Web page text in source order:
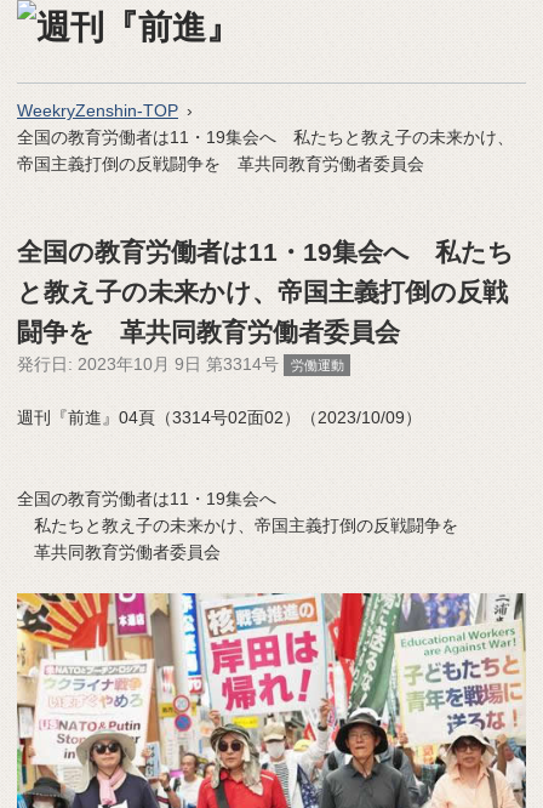
WeekryZenshin-TOP
全国の教育労働者は11・19集会へ 私たちと教え子の未来かけ、
帝国主義打倒の反戦闘争を 革共同教育労働者委員会
全国の教育労働者は11・19集会へ 私たち
と教え子の未来かけ、帝国主義打倒の反戦
闘争を 革共同教育労働者委員会
発行日: 2023年10月 9日 第3314号 労働運動
週刊『前進』04頁（3314号02面02）（2023/10/09）
全国の教育労働者は11・19集会へ
私たちと教え子の未来かけ、帝国主義打倒の反戦闘争を
革共同教育労働者委員会